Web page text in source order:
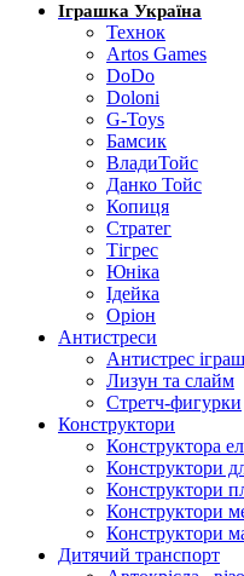
Іграшка Україна
Технок
Artos Games
DoDo
Doloni
G-Toys
Бамсик
ВладиТойс
Данко Тойс
Копиця
Стратег
Тігрес
Юніка
Ідейка
Оріон
Антистреси
Антистрес
Лизун та слайм
Стретч-фигурки
Конструктори
Конструктора
Конструктори
Конструктори
Конструктори
Конструктори
Дитячий транспорт